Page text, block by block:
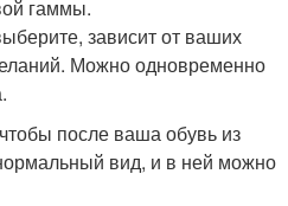
гаммы.
зависит от ваших
Можно одновременно
после ваша обувь из
вид, и в ней можно